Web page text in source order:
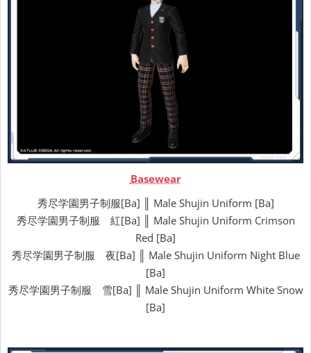
Basewear
秀尽学園男子制服[Ba] ║ Male Shujin Uniform [Ba]
秀尽学園男子制服 紅[Ba] ║ Male Shujin Uniform Crimson
Red [Ba]
秀尽学園男子制服 夜[Ba] ║ Male Shujin Uniform Night Blue
[Ba]
秀尽学園男子制服 雪[Ba] ║ Male Shujin Uniform White Snow
[Ba]